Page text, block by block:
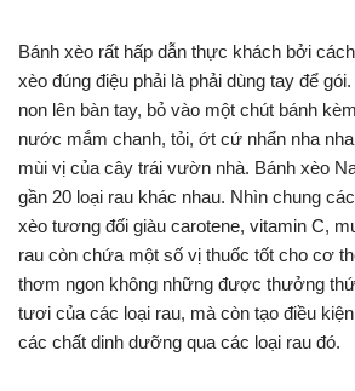
Bánh xèo rất hấp dẫn thực khách bởi
xèo đúng điệu phải là phải dùng tay để
non lên bàn tay, bỏ vào một chút bánh
nước mắm chanh, tỏi, ớt cứ nhẩn nha
mùi vị của cây trái vườn nhà. Bánh xèo
gần 20 loại rau khác nhau. Nhìn chung
xèo tương đối giàu carotene, vitamin C,
rau còn chứa một số vị thuốc tốt cho cơ
thơm ngon không những được thưởng
tươi của các loại rau, mà còn tạo điều
các chất dinh dưỡng qua các loại rau đó.